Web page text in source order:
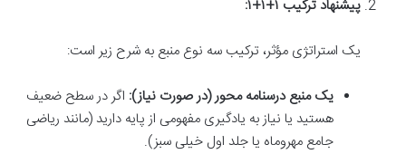
پیشنهاد ترکیب ۱+۱+۱:
یک استراتژی مؤثر، ترکیب سه نوع منبع به شرح زیر است:
یک منبع درسنامه محور (در صورت نیاز): اگر در سطح ضعیف
هستید یا نیاز به یادگیری مفهومی از پایه دارید (مانند ریاضی
جامع مهروماه یا جلد اول خیلی سبز).